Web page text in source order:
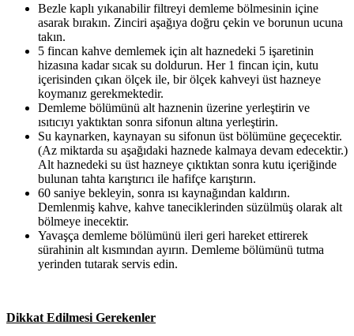
Bezle kaplı yıkanabilir filtreyi demleme bölmesinin içine
asarak bırakın. Zinciri aşağıya doğru çekin ve borunun ucuna
takın.
5 fincan kahve demlemek için alt haznedeki 5 işaretinin
hizasına kadar sıcak su doldurun. Her 1 fincan için, kutu
içerisinden çıkan ölçek ile, bir ölçek kahveyi üst hazneye
koymanız gerekmektedir.
Demleme bölümünü alt haznenin üzerine yerleştirin ve
ısıtıcıyı yaktıktan sonra sifonun altına yerleştirin.
Su kaynarken, kaynayan su sifonun üst bölümüne geçecektir.
(Az miktarda su aşağıdaki haznede kalmaya devam edecektir.)
Alt haznedeki su üst hazneye çıktıktan sonra kutu içeriğinde
bulunan tahta karıştırıcı ile hafifçe karıştırın.
60 saniye bekleyin, sonra ısı kaynağından kaldırın.
Demlenmiş kahve, kahve taneciklerinden süzülmüş olarak alt
bölmeye inecektir.
Yavaşça demleme bölümünü ileri geri hareket ettirerek
sürahinin alt kısmından ayırın. Demleme bölümünü tutma
yerinden tutarak servis edin.
Dikkat Edilmesi Gerekenler